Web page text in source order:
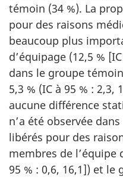
témoin (34 %). La
pour des raisons
beaucoup plus
d’équipage (12,5 %
dans le groupe
5,3 % (IC à 95 % : 2,3,
aucune différence
n’a été observée
libérés pour des
membres de l’équipe
95 % : 0,6, 16,1]) et le